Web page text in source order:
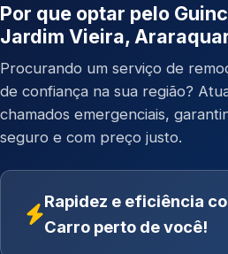
Por que optar pelo
Jardim Vieira,
Procurando um serviço de
de confiança na sua região?
chamados emergenciais,
seguro e com preço justo.
Rapidez e eficiência
Carro perto de você!